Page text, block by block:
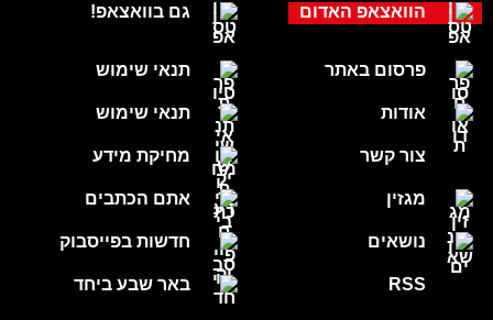
גם בוואצאפ!
תנאי שימוש
תנאי שימוש
מחיקת מידע
אתם הכתבים
חדשות בפייסבוק
באר שבע ביחד
הוואצאפ האדום
פרסום באתר
אודות
צור קשר
מגזין
נושאים
RSS